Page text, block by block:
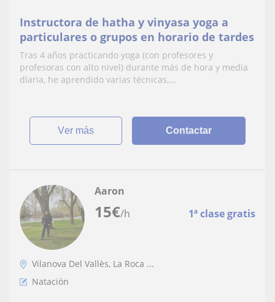
Instructora de hatha y vinyasa yoga a
particulares o grupos en horario de tardes
Tras 4 años practicando yoga (con profesores y
profesoras con alto nivel) durante más de hora y media
diaria, he aprendido varias técnicas,...
ver más Contactar
15€/h 1ª clase gratis
Aaron
Vilanova Del Vallès, La Roca ...
Natación